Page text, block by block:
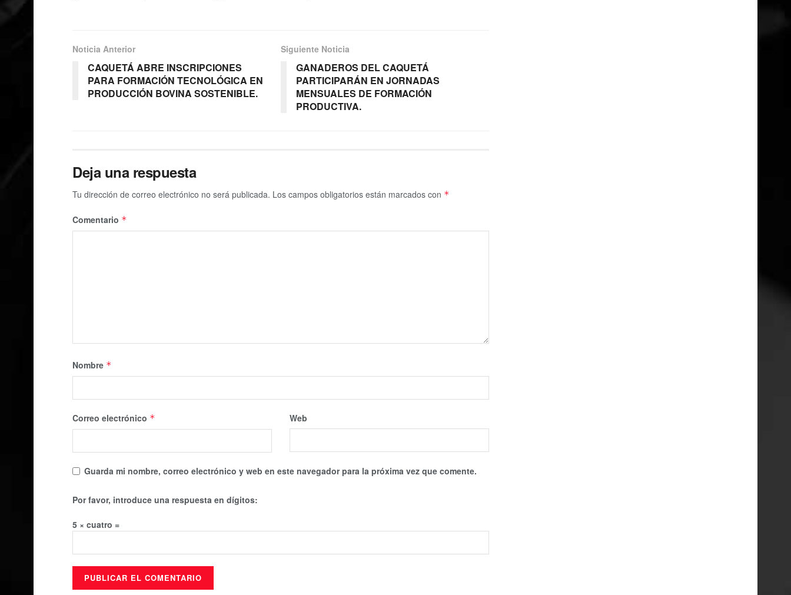
Noticia Anterior
CAQUETÁ ABRE INSCRIPCIONES
PARA FORMACIÓN TECNOLÓGICA EN
PRODUCCIÓN BOVINA SOSTENIBLE.
Siguiente Noticia
GANADEROS DEL CAQUETÁ
PARTICIPARÁN EN JORNADAS
MENSUALES DE FORMACIÓN
PRODUCTIVA.
Deja una respuesta
Tu dirección de correo electrónico no será publicada. Los campos obligatorios están marcados con *
Comentario *
Nombre *
Correo electrónico * Web
Guarda mi nombre, correo electrónico y web en este navegador para la próxima vez que comente.
Por favor, introduce una respuesta en dígitos:
5 × cuatro =